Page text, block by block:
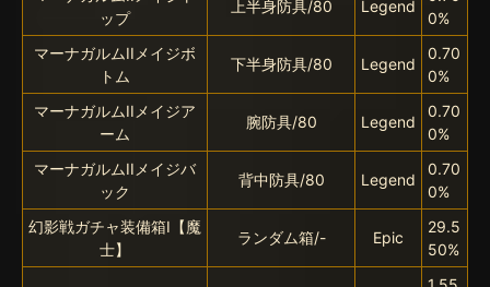
ップ
上半身防具/80 Legend
0%
マーナガルムIIメイジボ
トム
下半身防具/80 Legend
0.70
0%
マーナガルムIIメイジア
ーム
腕防具/80 Legend
0.70
0%
マーナガルムIIメイジバ
ック
背中防具/80 Legend
0.70
0%
幻影戦ガチャ装備箱I【魔
士】
ランダム箱/- Epic
29.5
50%